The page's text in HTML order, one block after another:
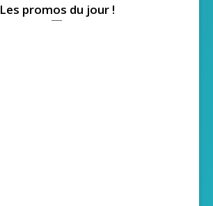
Les promos du jour !